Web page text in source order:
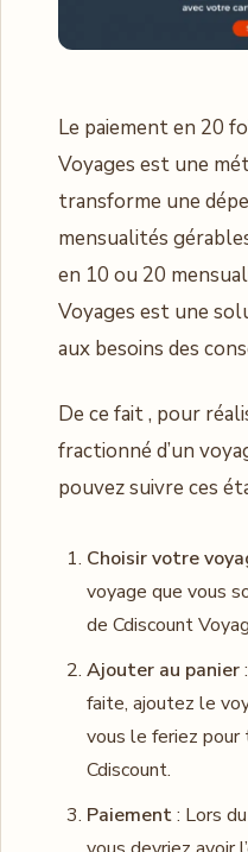
Le paiement en 20
Voyages est une
transforme une
mensualités
en 10 ou 20
Voyages est une
aux besoins des
De ce fait , pour
fractionné d’un
pouvez suivre ces
Choisir votre
voyage que vous
de Cdiscount
Ajouter au panier
faite, ajoutez le
vous le feriez
Cdiscount.
Paiement: Lors